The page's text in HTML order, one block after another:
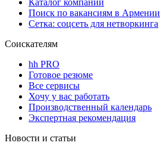
Каталог компаний
Поиск по вакансиям в Армении
Сетка: соцсеть для нетворкинга
Соискателям
hh PRO
Готовое резюме
Все сервисы
Хочу у вас работать
Производственный календарь
Экспертная рекомендация
Новости и статьи